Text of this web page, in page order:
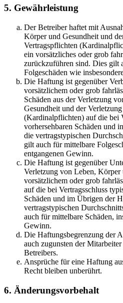
5. Gewährleistung
Der Betreiber haftet mit
Körper und Gesundheit und
Vertragspflichten
ein vorsätzliches oder grob
zurückzuführen sind. Dies gilt
Folgeschäden wie
Die Haftung ist gegenüber
vorsätzlichem oder grob
Schäden aus der Verletzung
Gesundheit und der
(Kardinalpflichten) auf die bei
vorhersehbaren Schäden und
die vertragstypischen
gilt auch für mittelbare
entgangenen Gewinn.
Die Haftung ist gegenüber
Verletzung von Leben, Körper
vorsätzlichem oder grob
auf die bei Vertragsschluss
Schäden und im Übrigen der
vertragstypischen
auch für mittelbare Schäden,
Gewinn.
Die Haftungsbegrenzung der
auch zugunsten der
Betreibers.
Ansprüche für eine Haftung
Recht bleiben unberührt.
6. Änderungsvorbehalt